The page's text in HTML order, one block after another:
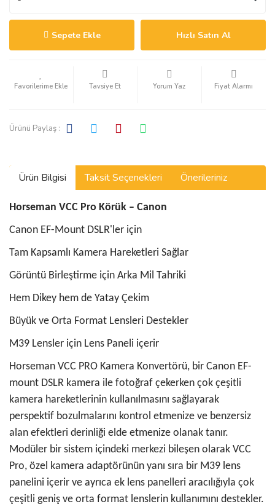
Sepete Ekle Hızlı Satın Al
Tavsiye Et Yorum Yaz Fiyat Alarmı
Ürünü Paylaş :
Ürün Bilgisi Taksit Seçenekleri Önerileriniz
Horseman VCC Pro Körük – Canon
Canon EF-Mount DSLR'ler için
Tam Kapsamlı Kamera Hareketleri Sağlar
Görüntü Birleştirme için Arka Mil Tahriki
Hem Dikey hem de Yatay Çekim
Büyük ve Orta Format Lensleri Destekler
M39 Lensler için Lens Paneli içerir
Horseman VCC PRO Kamera Konvertörü, bir Canon EF-
mount DSLR kamera ile fotoğraf çekerken çok çeşitli
kamera hareketlerinin kullanılmasını sağlayarak
perspektif bozulmalarını kontrol etmenize ve benzersiz
alan efektleri derinliği elde etmenize olanak tanır.
Modüler bir sistem içindeki merkezi bileşen olarak VCC
Pro, özel kamera adaptörünün yanı sıra bir M39 lens
panelini içerir ve ayrıca ek lens panelleri aracılığıyla çok
çeşitli geniş ve orta format lenslerin kullanımını destekler.